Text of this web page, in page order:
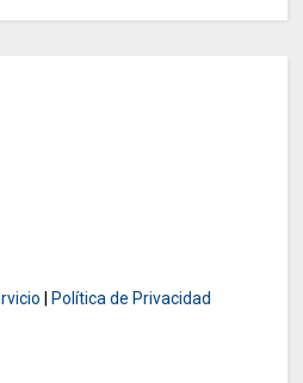
Política de Privacidad